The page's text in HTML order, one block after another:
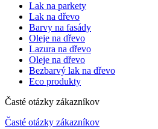
Lak na parkety
Lak na dřevo
Barvy na fasády
Oleje na dřevo
Lazura na dřevo
Oleje na dřevo
Bezbarvý lak na dřevo
Eco produkty
Časté otázky zákazníkov
Časté otázky zákazníkov